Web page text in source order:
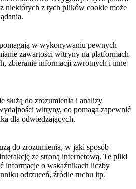
niektórych z tych plików cookie może
w wykonywaniu pewnych
zawartości witryny na platformach
zbieranie informacji zwrotnych i inne
służą do zrozumienia i analizy
witryny, co pomaga zapewnić
dla odwiedzających.
do zrozumienia, w jaki sposób
ze stroną internetową. Te pliki
informacje o wskaźnikach liczby
odrzuceń, źródle ruchu itp.